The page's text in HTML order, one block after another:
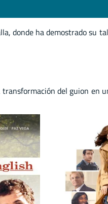
donde ha demostrado su
del guion en